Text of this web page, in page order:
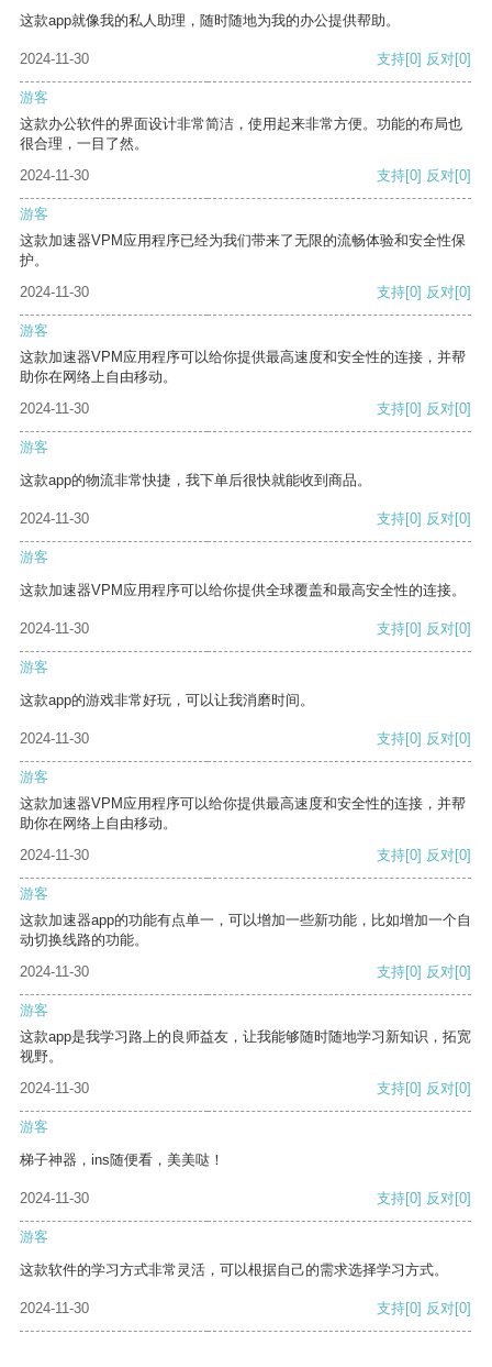
这款app就像我的私人助理，随时随地为我的办公提供帮助。
2024-11-30 支持[0] 反对[0]
游客
这款办公软件的界面设计非常简洁，使用起来非常方便。功能的布局也
很合理，一目了然。
2024-11-30
支持[0] 反对[0]
游客
这款加速器VPM应用程序已经为我们带来了无限的流畅体验和安全性保
护。
2024-11-30
支持[0] 反对[0]
游客
这款加速器VPM应用程序可以给你提供最高速度和安全性的连接，并帮
助你在网络上自由移动。
2024-11-30
支持[0] 反对[0]
游客
这款app的物流非常快捷，我下单后很快就能收到商品。
2024-11-30 支持[0] 反对[0]
游客
这款加速器VPM应用程序可以给你提供全球覆盖和最高安全性的连接。
2024-11-30 支持[0] 反对[0]
游客
这款app的游戏非常好玩，可以让我消磨时间。
2024-11-30 支持[0] 反对[0]
游客
这款加速器VPM应用程序可以给你提供最高速度和安全性的连接，并帮
助你在网络上自由移动。
2024-11-30
支持[0] 反对[0]
游客
这款加速器app的功能有点单一，可以增加一些新功能，比如增加一个自
动切换线路的功能。
2024-11-30
支持[0] 反对[0]
游客
这款app是我学习路上的良师益友，让我能够随时随地学习新知识，拓宽
视野。
2024-11-30
支持[0] 反对[0]
游客
梯子神器，ins随便看，美美哒！
2024-11-30 支持[0] 反对[0]
游客
这款软件的学习方式非常灵活，可以根据自己的需求选择学习方式。
2024-11-30 支持[0] 反对[0]